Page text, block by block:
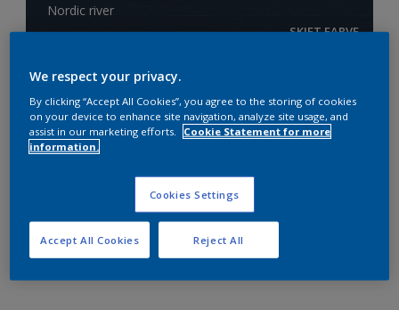
Nordic river
SKIFT FARVE
Størrelse
1L 5L 10L
Antal
TILLFØJ I INKØBSLISTE
We respect your privacy.
By clicking “Accept All Cookies”, you agree to the storing of cookies
on your device to enhance site navigation, analyze site usage, and
assist in our marketing efforts.
Cookie Statement for more
information.
Cookies Settings
Reject All
Accept All Cookies